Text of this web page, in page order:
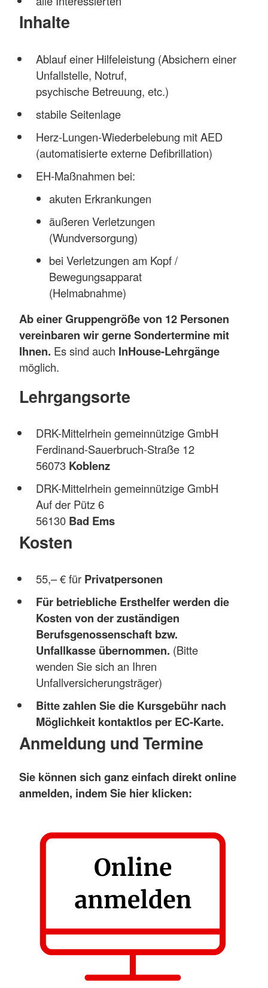
Inhalte
Ablauf einer Hilfeleistung (Absichern einer
Unfallstelle, Notruf,
psychische Betreuung, etc.)
stabile Seitenlage
Herz-Lungen-Wiederbelebung mit AED
(automatisierte externe Defibrillation)
EH-Maßnahmen bei:
akuten Erkrankungen
äußeren Verletzungen
(Wundversorgung)
bei Verletzungen am Kopf /
Bewegungsapparat
(Helmabnahme)
Ab einer Gruppengröße von 12 Personen
vereinbaren wir gerne Sondertermine mit
Ihnen. Es sind auch InHouse-Lehrgänge
möglich.
Lehrgangsorte
DRK-Mittelrhein gemeinnützige GmbH
Ferdinand-Sauerbruch-Straße 12
56073 Koblenz
DRK-Mittelrhein gemeinnützige GmbH
Auf der Pütz 6
56130 Bad Ems
Kosten
55,– € für Privatpersonen
Für betriebliche Ersthelfer werden die
Kosten von der zuständigen
Berufsgenossenschaft bzw.
Unfallkasse übernommen. (Bitte
wenden Sie sich an Ihren
Unfallversicherungsträger)
Bitte zahlen Sie die Kursgebühr nach
Möglichkeit kontaktlos per EC-Karte.
Anmeldung und Termine
Sie können sich ganz einfach direkt online
anmelden, indem Sie hier klicken: